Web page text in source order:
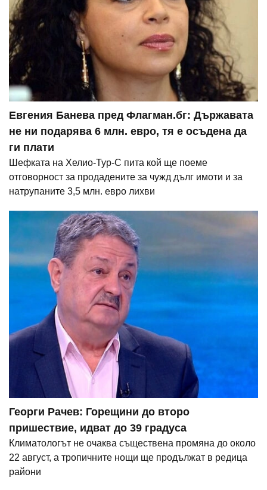
Евгения Банева пред Флагман.бг: Държавата
не ни подарява 6 млн. евро, тя е осъдена да
ги плати
Шефката на Хелио-Тур-С пита кой ще поеме
отговорност за продадените за чужд дълг имоти и за
натрупаните 3,5 млн. евро лихви
Георги Рачев: Горещини до второ
пришествие, идват до 39 градуса
Климатологът не очаква съществена промяна до около
22 август, а тропичните нощи ще продължат в редица
райони